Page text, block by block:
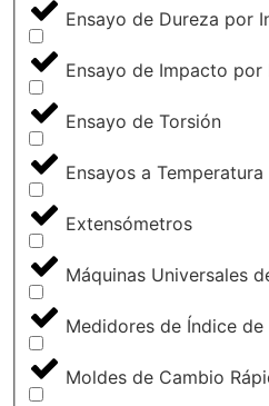
Ensayo de Dureza por
Ensayo de Impacto por
Ensayo de Torsión
Ensayos a Temperatura
Extensómetros
Máquinas Universales
Medidores de Índice de
Moldes de Cambio